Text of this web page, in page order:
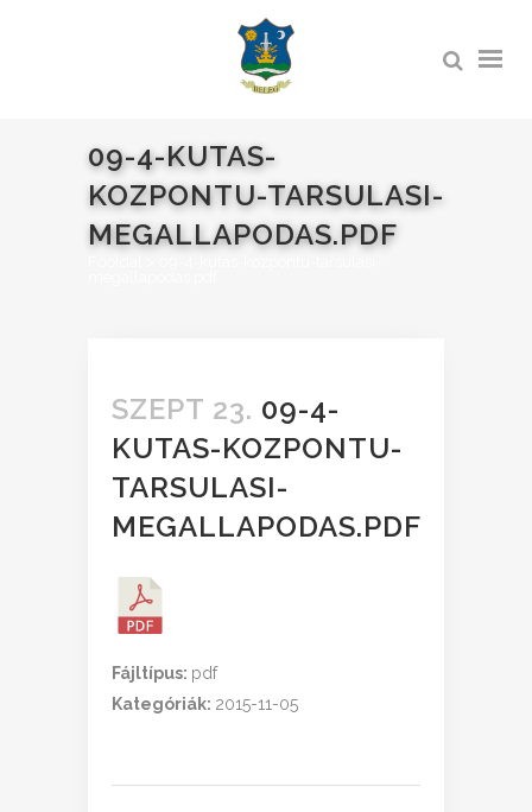
09-4-KUTAS-
KOZPONTU-TARSULASI-
MEGALLAPODAS.PDF
SZEPT 23. 09-4-
KUTAS-KOZPONTU-
TARSULASI-
MEGALLAPODAS.PDF
Fájltípus: pdf
Kategóriák: 2015-11-05